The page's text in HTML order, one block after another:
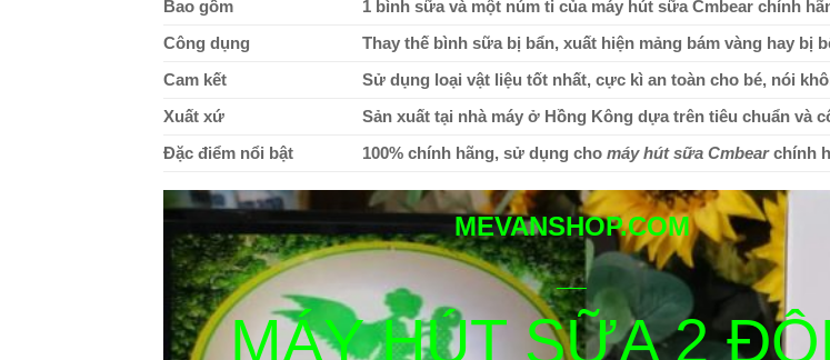
Bao gồm 1 bình sữa và một núm ti của máy hút sữa Cmbear chính
Công dụng Thay thế bình sữa bị bẩn, xuất hiện mảng bám vàng hay bị
Cam kết Sử dụng loại vật liệu tốt nhất, cực kì an toàn cho bé, nói
Xuất xứ Sản xuất tại nhà máy ở Hồng Kông dựa trên tiêu chuẩn và
Đặc điểm nổi bật 100% chính hãng, sử dụng chomáy hút sữa Cmbearchính
MEVANSHOP.COM
___
MÁY HÚT SỮA 2